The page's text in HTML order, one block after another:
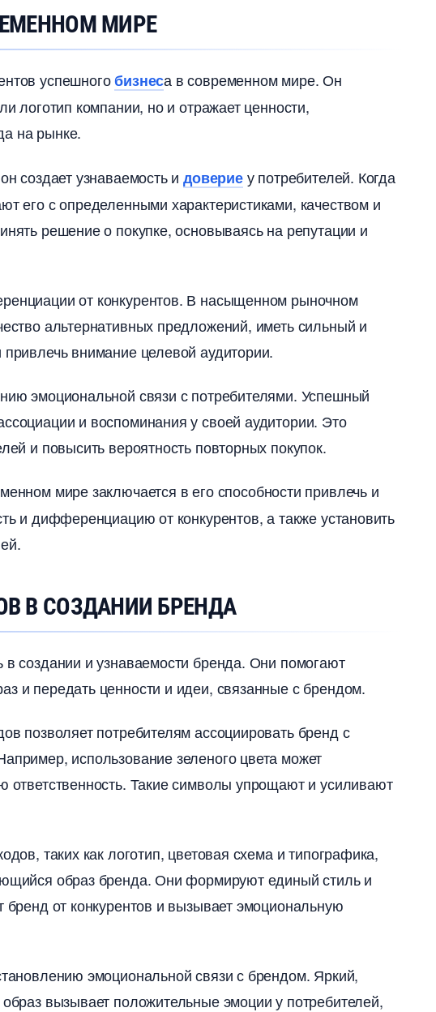
МИРЕ
успешногоизнеса в современном мире.​ Он
логотип компании, но и отражает ценности,
на рынке.​
создает узнаваемость идовериеу потребителей.​ Когда
его с определенными характеристиками, качеством и
решение о покупке, основываясь на репутации и
от конкурентов.​ В насыщенном рыночном
альтернативных предложений, иметь сильный и
внимание целевой аудитории.​
эмоциональной связи с потребителями.​ Успешный
и воспоминания у своей аудитории.​ Это
и повысить вероятность повторных покупок.​
мире заключается в его способности привлечь и
и дифференциацию от конкурентов, а также установить
В СОЗДАНИИ БРЕНДА
создании и узнаваемости бренда. Они помогают
и передать ценности и идеи, связанные с брендом.
позволяет потребителям ассоциировать бренд с
использование зеленого цвета может
ответственность.​ Такие символы упрощают и усиливают
таких как логотип, цветовая схема и типографика,
образ бренда.​ Они формируют единый стиль и
бренд от конкурентов и вызывает эмоциональную
эмоциональной связи с брендом.​ Яркий,
вызывает положительные эмоции у потребителей,